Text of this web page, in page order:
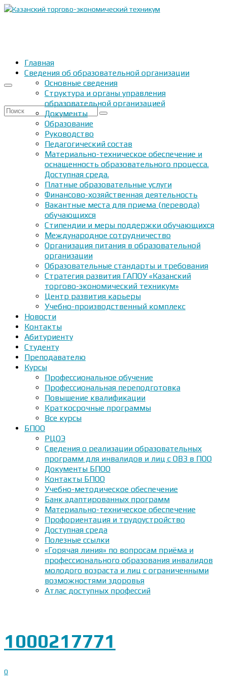
Искать:
Главная
Сведения об образовательной организации
Основные сведения
Структура и органы управления
образовательной организацией
Документы
Образование
Руководство
Педагогический состав
Материально-техническое обеспечение и
оснащенность образовательного процесса.
Доступная среда.
Платные образовательные услуги
Финансово-хозяйственная деятельность
Вакантные места для приема (перевода)
обучающихся
Стипендии и меры поддержки обучающихся
Международное сотрудничество
Организация питания в образовательной
организации
Образовательные стандарты и требования
Стратегия развития ГАПОУ «Казанский
торгово-экономический техникум»
Центр развития карьеры
Учебно-производственный комплекс
Новости
Контакты
Абитуриенту
Студенту
Преподавателю
Курсы
Профессиональное обучение
Профессиональная переподготовка
Повышение квалификации
Краткосрочные программы
Все курсы
БПОО
РЦОЭ
Сведения о реализации образовательных
программ для инвалидов и лиц с ОВЗ в ПОО
Документы БПОО
Контакты БПОО
Учебно-методическое обеспечение
Банк адаптированных программ
Материально-техническое обеспечение
Профориентация и трудоустройство
Доступная среда
Полезные ссылки
«Горячая линия» по вопросам приёма и
профессионального образования инвалидов
молодого возраста и лиц с ограниченными
возможностями здоровья
Атлас доступных профессий
1000217771
0